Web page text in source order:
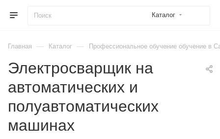
Каталог
Главная — Каталог — Профессиональное обучение обучение в
Электросварщик на
автоматических и
полуавтоматических
машинах